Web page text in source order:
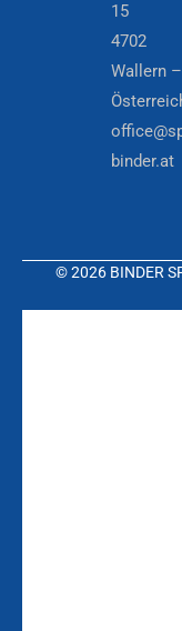
15
4702
Wallern –
binder.at
© 2026 BINDER